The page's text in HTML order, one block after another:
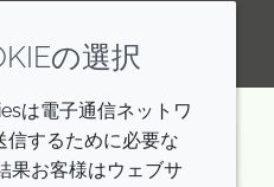
の選択
は電子通信ネットワ
信するために必要な
果お客様はウェブサ